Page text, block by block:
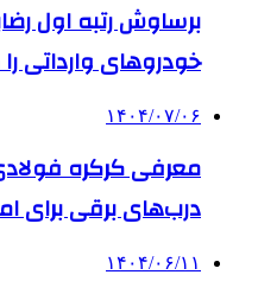
برساوش رتبه اول
خودروهای وارداتی
۱۴۰۴/۰۷/۰۶
درب‌های برقی برای
۱۴۰۴/۰۶/۱۱